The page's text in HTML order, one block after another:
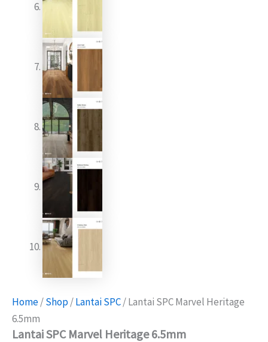
Home/Shop/Lantai SPC/ Lantai SPC Marvel Heritage
6.5mm
Lantai SPC Marvel Heritage 6.5mm